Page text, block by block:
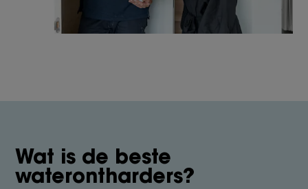
Wat is de beste
waterontharders?